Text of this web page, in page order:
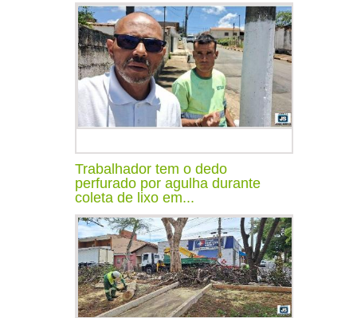
Trabalhador tem o dedo
perfurado por agulha durante
coleta de lixo em...